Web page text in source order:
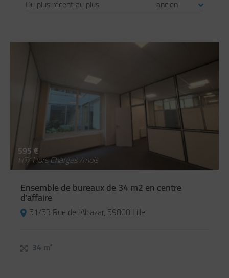
595 €
HT/ Hors Charges /mois
Ensemble de bureaux de 34 m2 en centre
d’affaire
51/53 Rue de l'Alcazar, 59800 Lille
34 m²